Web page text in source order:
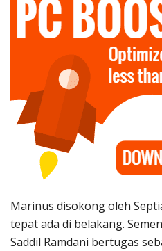
Marinus disokong oleh
tepat ada di belakang.
Saddil Ramdani bertugas